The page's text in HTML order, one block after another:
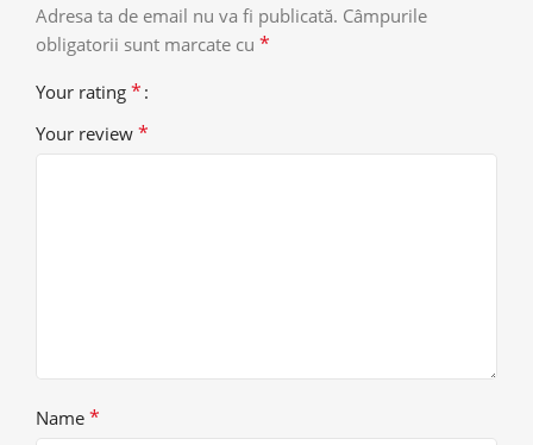
Adresa ta de email nu va fi publicată. Câmpurile
obligatorii sunt marcate cu *
Your rating *
Your review *
Name *